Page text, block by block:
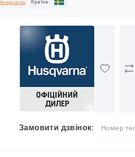
Husqvarna Країна:
Замовити дзвінок: